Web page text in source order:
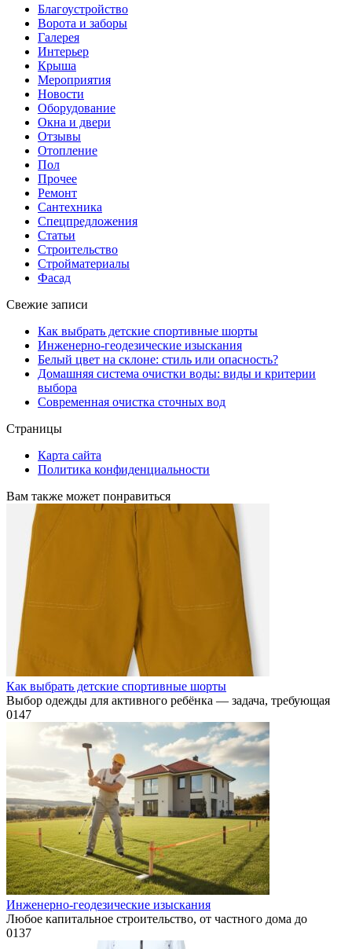
Благоустройство
Ворота и заборы
Галерея
Интерьер
Крыша
Мероприятия
Новости
Оборудование
Окна и двери
Отзывы
Отопление
Пол
Прочее
Ремонт
Сантехника
Спецпредложения
Статьи
Строительство
Стройматериалы
Фасад
Свежие записи
Как выбрать детские спортивные шорты
Инженерно-геодезические изыскания
Белый цвет на склоне: стиль или опасность?
Домашняя система очистки воды: виды и критерии
выбора
Современная очистка сточных вод
Страницы
Карта сайта
Политика конфиденциальности
Вам также может понравиться
Как выбрать детские спортивные шорты
Выбор одежды для активного ребёнка — задача, требующая
0147
Инженерно-геодезические изыскания
Любое капитальное строительство, от частного дома до
0137